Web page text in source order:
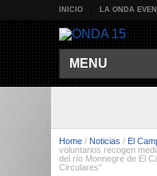
INICIO LA ONDA
MENU
Home / Noticias / El
voluntarios recogen
del río Monnegre de El
Circulares”